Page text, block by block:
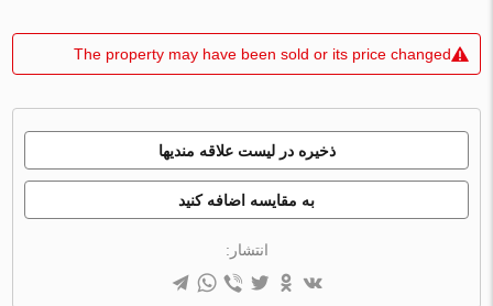
The property may have been sold or its price changed
ذخیره در لیست علاقه مندیها
به مقایسه اضافه کنید
انتشار: